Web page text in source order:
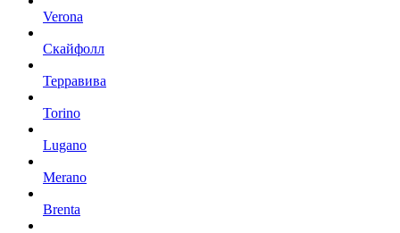
Verona
Скайфолл
Терравива
Torino
Lugano
Merano
Brenta